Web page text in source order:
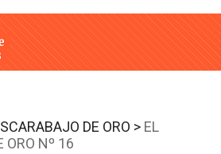
DE ORO > EL
ORO Nº 16